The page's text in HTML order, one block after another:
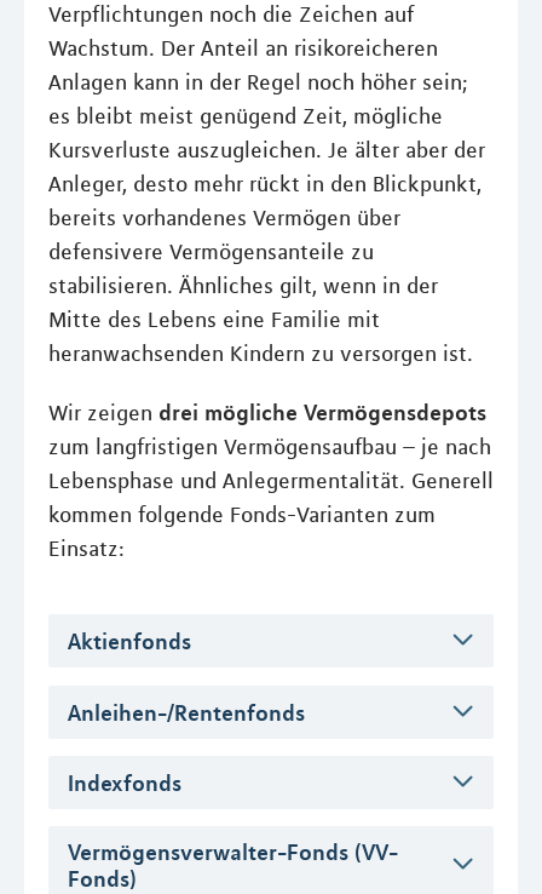
Verpflichtungen noch die Zeichen auf
Wachstum. Der Anteil an risikoreicheren
Anlagen kann in der Regel noch höher sein;
es bleibt meist genügend Zeit, mögliche
Kursverluste auszugleichen. Je älter aber der
Anleger, desto mehr rückt in den Blickpunkt,
bereits vorhandenes Vermögen über
defensivere Vermögensanteile zu
stabilisieren. Ähnliches gilt, wenn in der
Mitte des Lebens eine Familie mit
heranwachsenden Kindern zu versorgen ist.
Wir zeigen drei mögliche Vermögensdepots
zum langfristigen Vermögensaufbau – je nach
Lebensphase und Anlegermentalität. Generell
kommen folgende Fonds-Varianten zum
Einsatz:
Aktienfonds
Anleihen-/Rentenfonds
Indexfonds
Vermögensverwalter-Fonds (VV-
Fonds)